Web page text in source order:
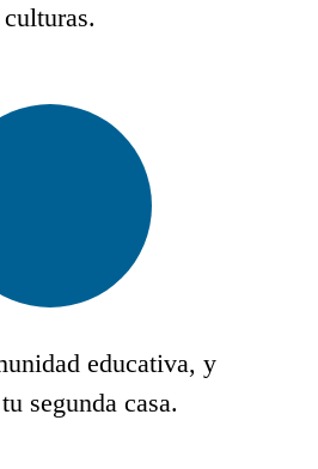
culturas.
educativa, y
segunda casa.